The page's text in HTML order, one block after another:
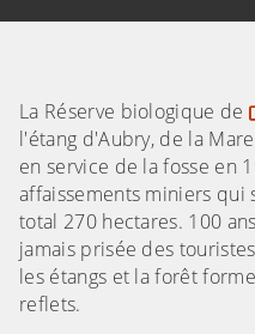
La Réserve biologique de
l'étang d'Aubry, de la
en service de la fosse en
affaissements miniers
total 270 hectares. 100
jamais prisée des
les étangs et la forêt
reflets.